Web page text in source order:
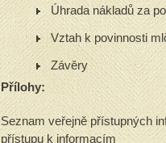
Úhrada nákladů za
Vztah k povinnosti
Závěry
Přílohy:
Seznam veřejně přístupných
přístupu k informacím